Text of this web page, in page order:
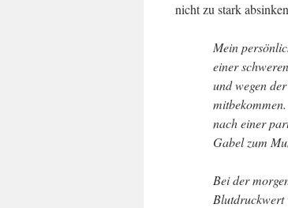
nicht zu stark
Mein
einer
und wegen
nach einer
Gabel zum
Bei der
Blutdruckwert